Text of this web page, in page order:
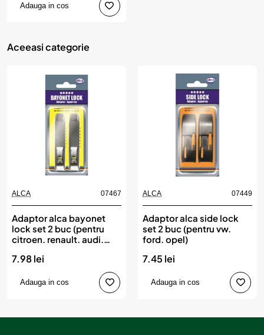
Adauga in cos
Aceeasi categorie
ALCA 07467
Adaptor alca bayonet
lock set 2 buc (pentru
citroen. renault. audi.
7.98 lei
Adauga in cos
ALCA 07449
Adaptor alca side lock
set 2 buc (pentru vw.
ford. opel)
7.45 lei
Adauga in cos